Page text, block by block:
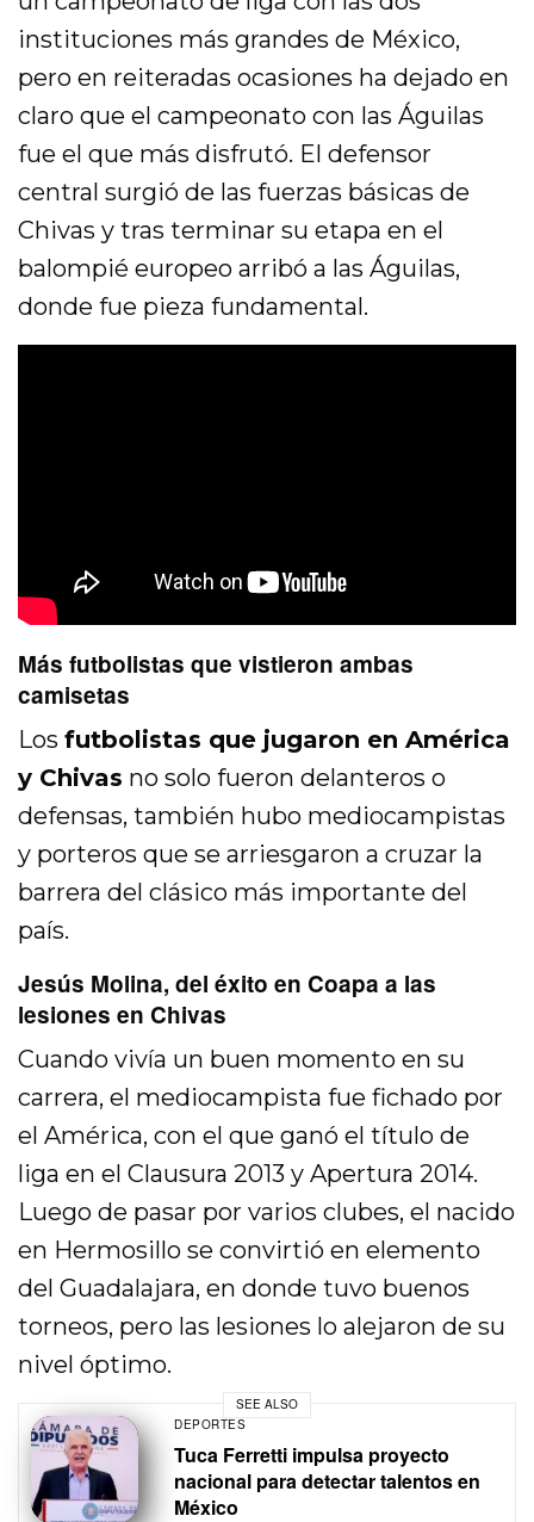
instituciones más grandes de México,
pero en reiteradas ocasiones ha dejado en
claro que el campeonato con las Águilas
fue el que más disfrutó. El defensor
central surgió de las fuerzas básicas de
Chivas y tras terminar su etapa en el
balompié europeo arribó a las Águilas,
donde fue pieza fundamental.
Más futbolistas que vistieron ambas
camisetas
Losfutbolistas que jugaron en América
y Chivas no solo fueron delanteros o
defensas, también hubo mediocampistas
y porteros que se arriesgaron a cruzar la
barrera del clásico más importante del
país.
Jesús Molina, del éxito en Coapa a las
lesiones en Chivas
Cuando vivía un buen momento en su
carrera, el mediocampista fue fichado por
el América, con el que ganó el título de
liga en el Clausura 2013 y Apertura 2014.
Luego de pasar por varios clubes, el nacido
en Hermosillo se convirtió en elemento
del Guadalajara, en donde tuvo buenos
torneos, pero las lesiones lo alejaron de su
nivel óptimo.
SEE ALSO
DEPORTES
Tuca Ferretti impulsa proyecto
nacional para detectar talentos en
México